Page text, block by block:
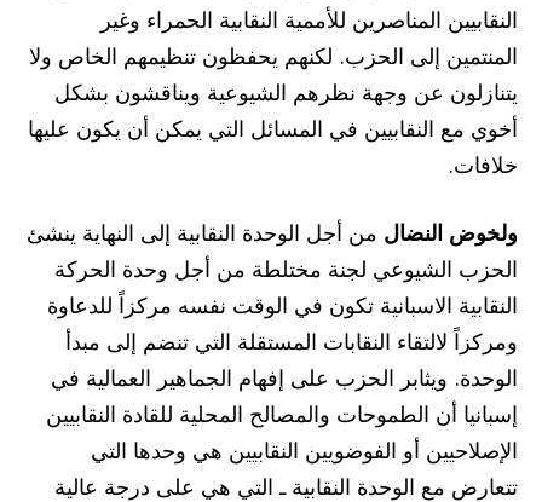
النقابيين المناصرين للأممية النقابية الحمراء وغير
المنتمين إلى الحزب. لكنهم يحفظون تنظيمهم الخاص ولا
يتنازلون عن وجهة نظرهم الشيوعية ويناقشون بشكل
أخوي مع النقابيين في المسائل التي يمكن أن يكون عليها
خلافات.
ولخوض النضال من أجل الوحدة النقابية إلى النهاية ينشئ
الحزب الشيوعي لجنة مختلطة من أجل وحدة الحركة
النقابية الاسبانية تكون في الوقت نفسه مركزاً للدعاوة
ومركزاً لالتقاء النقابات المستقلة التي تنضم إلى مبدأ
الوحدة. ويثابر الحزب على إفهام الجماهير العمالية في
إسبانيا أن الطموحات والمصالح المحلية للقادة النقابيين
الإصلاحيين أو الفوضويين النقابيين هي وحدها التي
تتعارض مع الوحدة النقابية ـ التي هي على درجة عالية